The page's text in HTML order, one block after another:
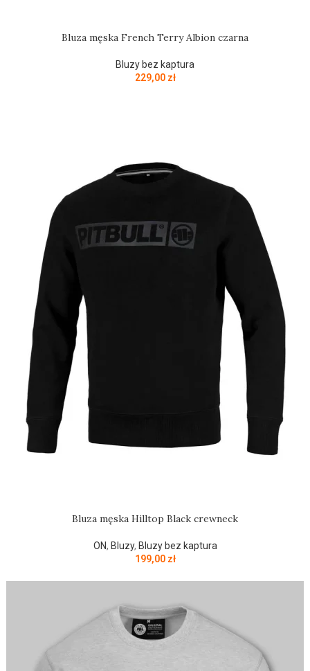
Bluza męska French Terry Albion czarna
Bluzy bez kaptura
229,00 zł
Bluza męska Hilltop Black crewneck
ON, Bluzy, Bluzy bez kaptura
199,00 zł